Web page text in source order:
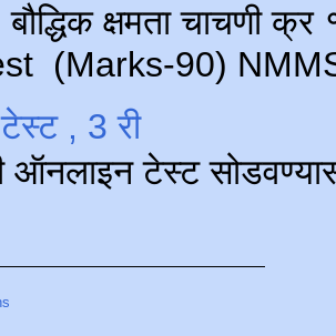
क्षमता चाचणी
(Marks-90) NMMS
, 3 री
ऑनलाइन टेस्ट